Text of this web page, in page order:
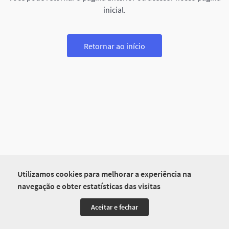
Utilizamos cookies para melhorar a experiência na
navegação e obter estatísticas das visitas
Aceitar e fechar
inicial.
Retornar ao início